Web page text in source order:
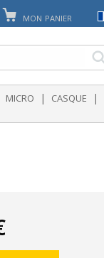
MON PANIER
MICRO | CASQUE |